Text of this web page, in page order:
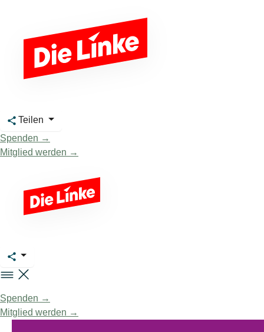
Teilen
Spenden →
Mitglied werden →
Spenden →
Mitglied werden →